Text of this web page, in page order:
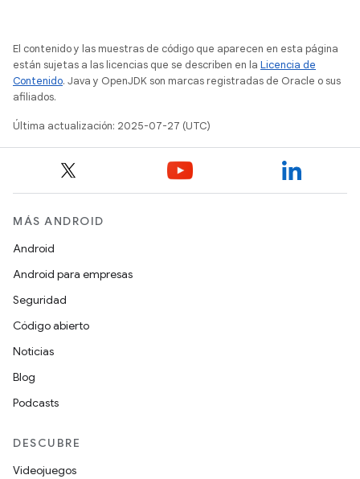
El contenido y las muestras de código que aparecen en esta página
están sujetas a las licencias que se describen en la Licencia de
Contenido. Java y OpenJDK son marcas registradas de Oracle o sus
afiliados.
Última actualización: 2025-07-27 (UTC)
MÁS ANDROID
Android
Android para empresas
Seguridad
Código abierto
Noticias
Blog
Podcasts
DESCUBRE
Videojuegos